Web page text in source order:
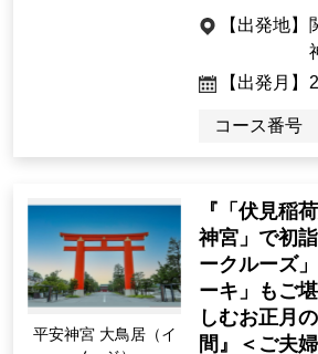
【出発地】
【出発月】
コース番号
平安神宮 大鳥居（イ
『「伏見稲
神宮」で初
ークルーズ
ーキ」もご
しむお正月
間』＜ご夫